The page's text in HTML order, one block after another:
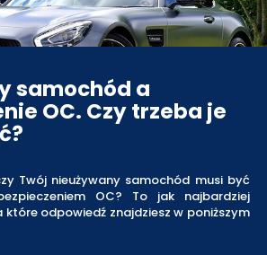
samochód a
OC. Czy trzeba je
Twój nieużywany samochód musi być
OC? To jak najbardziej
które odpowiedź znajdziesz w poniższym